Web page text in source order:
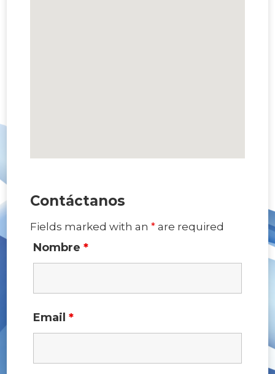
Contáctanos
Fields marked with an * are required
Nombre *
Email *